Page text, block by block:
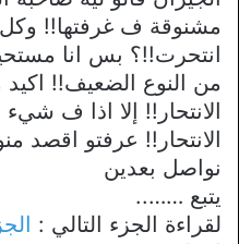
مشنوقة ف غرفتها!! وكل
انتحرت!!؟ بس انا
من النوع الضعيف!!
الانتحار!! إلا اذا ف شيء
الانتحار!! عرفتو اقصد
نواصل بعدين
يتبع ……..
لقراءة الجزء التالي :